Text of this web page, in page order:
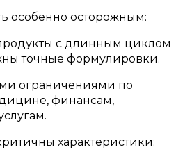
особенно осторожным:
с длинным циклом
точные формулировки.
ограничениями по
финансам,
характеристики: